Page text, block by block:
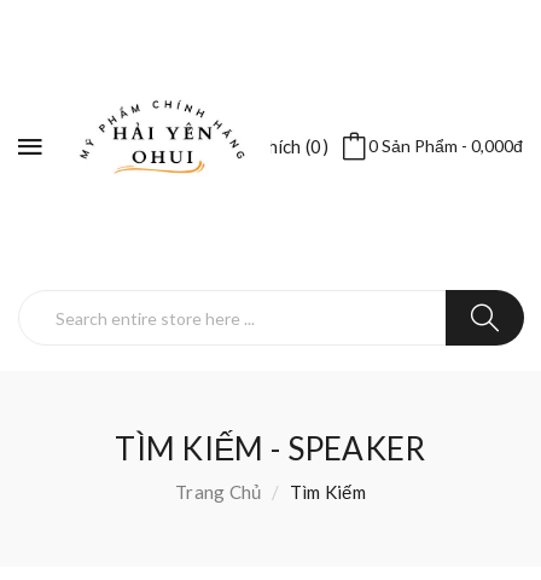
Yêu Thích (0) 0 Sản Phẩm - 0,000đ
TÌM KIẾM - SPEAKER
Trang Chủ Tìm Kiếm